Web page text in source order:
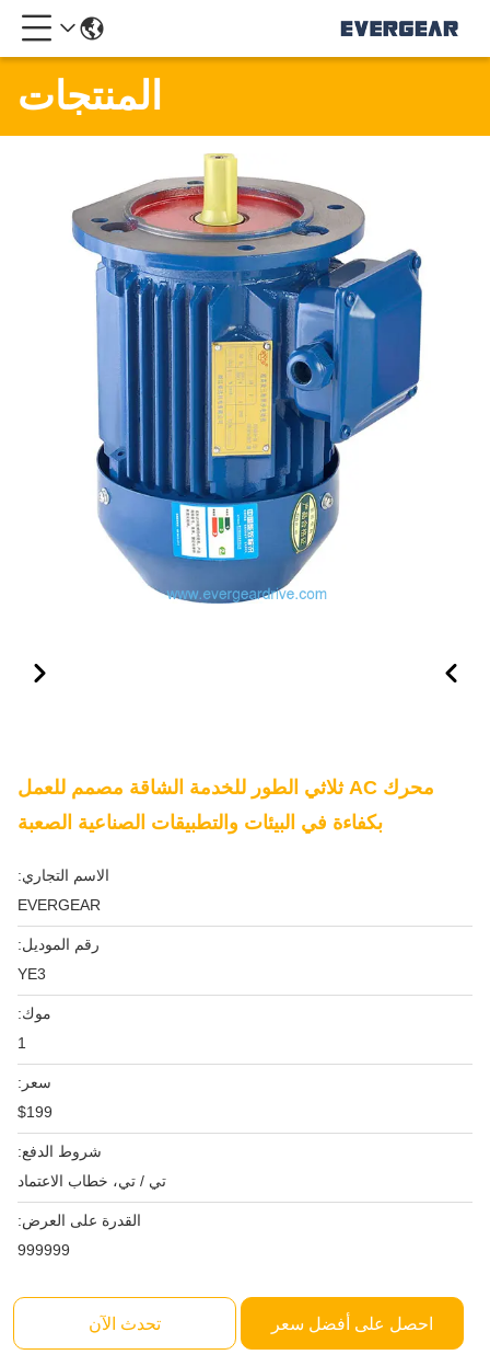
المنتجات
محرك AC ثلاثي الطور للخدمة الشاقة مصمم للعمل
بكفاءة في البيئات والتطبيقات الصناعية الصعبة
الاسم التجاري:
EVERGEAR
رقم الموديل:
YE3
موك:
1
سعر:
$199
شروط الدفع:
تي / تي، خطاب الاعتماد
القدرة على العرض:
999999
احصل على أفضل سعر تحدث الآن